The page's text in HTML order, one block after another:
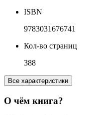
ISBN
9783031676741
Кол-во страниц
388
Все характеристики
О чём книга?